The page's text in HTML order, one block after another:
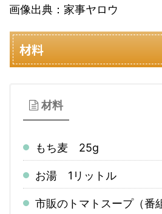
画像出典：家事ヤロウ
材料
材料
もち麦 25g
お湯 1リットル
市販のトマトスープ（番